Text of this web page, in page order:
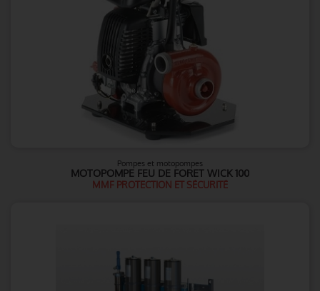
Pompes et motopompes
MOTOPOMPE FEU DE FORET WICK 100
MMF PROTECTION ET SÉCURITÉ